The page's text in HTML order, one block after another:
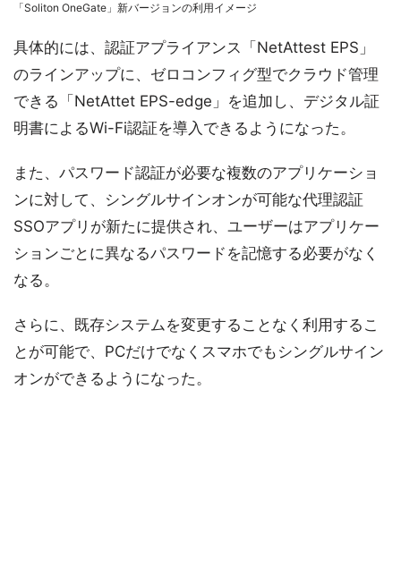
「Soliton OneGate」新バージョンの利用イメージ
具体的には、認証アプライアンス「NetAttest EPS」
のラインアップに、ゼロコンフィグ型でクラウド管理
できる「NetAttet EPS-edge」を追加し、デジタル証
明書によるWi-Fi認証を導入できるようになった。
また、パスワード認証が必要な複数のアプリケーショ
ンに対して、シングルサインオンが可能な代理認証
SSOアプリが新たに提供され、ユーザーはアプリケー
ションごとに異なるパスワードを記憶する必要がなく
なる。
さらに、既存システムを変更することなく利用するこ
とが可能で、PCだけでなくスマホでもシングルサイン
オンができるようになった。